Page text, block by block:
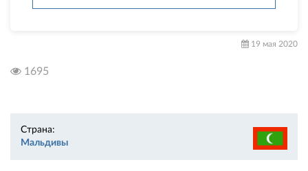
19 мая 2020
1695
Страна:
Мальдивы